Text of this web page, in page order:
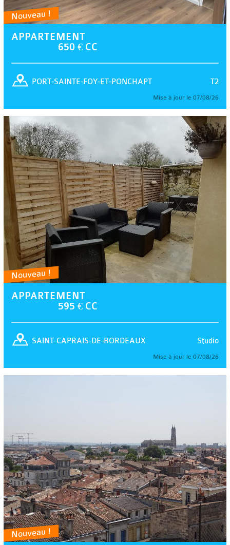
Nouveau !
APPARTEMENT
650 € CC
T2
PORT-SAINTE-FOY-ET-PONCHAPT
Mise à jour le 07/08/26
Nouveau !
APPARTEMENT
595 € CC
Studio
SAINT-CAPRAIS-DE-BORDEAUX
Mise à jour le 07/08/26
Nouveau !